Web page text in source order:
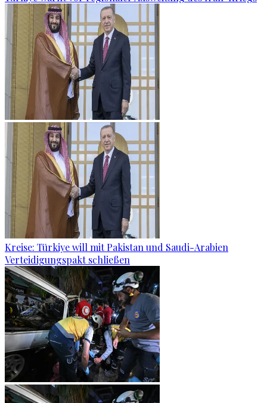
Kreise: Türkiye will mit Pakistan und Saudi-Arabien
Verteidigungspakt schließen